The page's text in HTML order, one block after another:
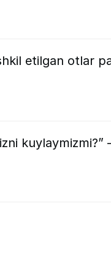
etilgan otlar